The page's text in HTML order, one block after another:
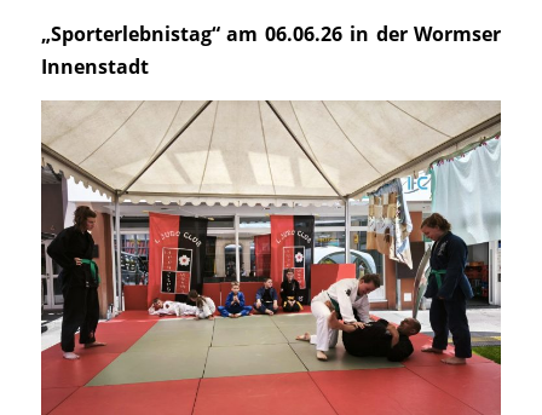
„Sporterlebnistag“ am 06.06.26 in der Wormser
Innenstadt